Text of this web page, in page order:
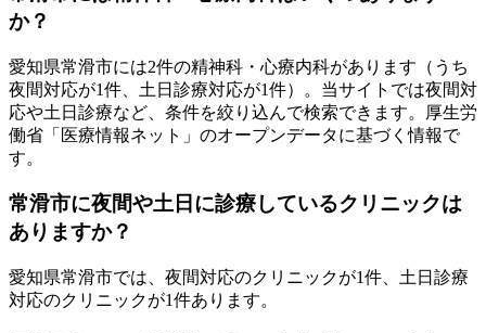
か？
愛知県常滑市には2件の精神科・心療内科があります （うち
夜間対応が1件、土日診療対応が1件）
。当サイトでは夜間対
応や土日診療など、条件を絞り込んで検索できます。厚生労
働省「医療情報ネット」のオープンデータに基づく情報で
す。
常滑市に夜間や土日に診療しているクリニックは
ありますか？
愛知県常滑市では、夜間対応のクリニックが1件、土日診療
対応のクリニックが1件あります。